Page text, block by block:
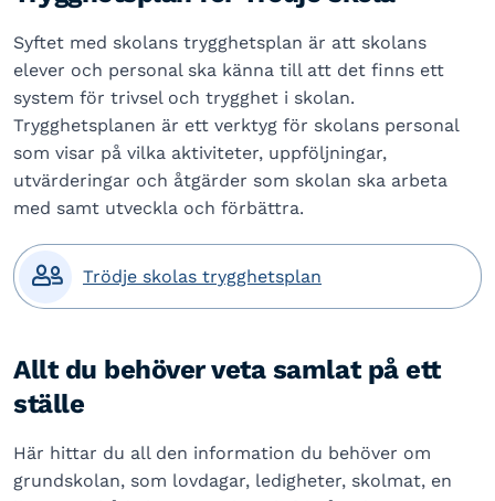
Syftet med skolans trygghetsplan är att skolans
elever och personal ska känna till att det finns ett
system för trivsel och trygghet i skolan.
Trygghetsplanen är ett verktyg för skolans personal
som visar på vilka aktiviteter, uppföljningar,
utvärderingar och åtgärder som skolan ska arbeta
med samt utveckla och förbättra.
 Trödje skolas trygghetsplan
Allt du behöver veta samlat på ett
ställe
Här hittar du all den information du behöver om
grundskolan, som lovdagar, ledigheter, skolmat, en